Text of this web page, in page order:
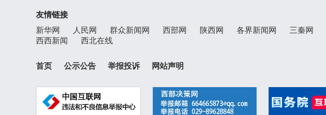
友情链接
新华网
人民网 群众新闻网 西部网 陕西网 各界新闻网 三秦网
西西新闻
西北在线
首页 公示公告 举报投诉 网站声明